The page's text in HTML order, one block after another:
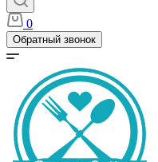
0
Обратный звонок